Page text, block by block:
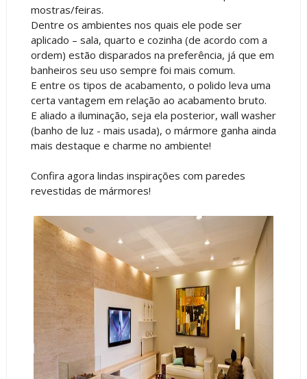
mostras/feiras.
Dentre os ambientes nos quais ele pode ser
aplicado – sala, quarto e cozinha (de acordo com a
ordem) estão disparados na preferência, já que em
banheiros seu uso sempre foi mais comum.
E entre os tipos de acabamento, o polido leva uma
certa vantagem em relação ao acabamento bruto.
E aliado a iluminação, seja ela posterior, wall washer
(banho de luz - mais usada), o mármore ganha ainda
mais destaque e charme no ambiente!
Confira agora lindas inspirações com paredes
revestidas de mármores!